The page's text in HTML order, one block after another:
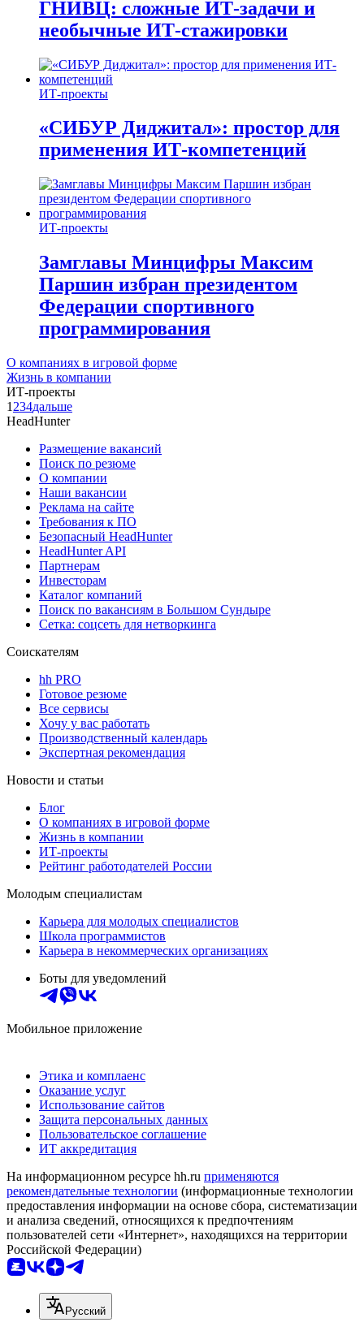
ГНИВЦ: сложные ИТ‑задачи и
необычные ИТ‑стажировки
ИТ-проекты
«СИБУР Диджитал»: простор для
применения ИТ-компетенций
ИТ-проекты
Замглавы Минцифры Максим
Паршин избран президентом
Федерации спортивного
программирования
О компаниях в игровой форме
Жизнь в компании
ИТ-проекты
1 234дальше
HeadHunter
Размещение вакансий
Поиск по резюме
О компании
Наши вакансии
Реклама на сайте
Требования к ПО
Безопасный HeadHunter
HeadHunter API
Партнерам
Инвесторам
Каталог компаний
Поиск по вакансиям в Большом Сундыре
Сетка: соцсеть для нетворкинга
Соискателям
hh PRO
Готовое резюме
Все сервисы
Хочу у вас работать
Производственный календарь
Экспертная рекомендация
Новости и статьи
Блог
О компаниях в игровой форме
Жизнь в компании
ИТ-проекты
Рейтинг работодателей России
Молодым специалистам
Карьера для молодых специалистов
Школа программистов
Карьера в некоммерческих организациях
Боты для уведомлений
Мобильное приложение
Этика и комплаенс
Оказание услуг
Использование сайтов
Защита персональных данных
Пользовательское соглашение
ИТ аккредитация
На информационном ресурсе hh.ru применяются
рекомендательные технологии (информационные технологии
предоставления информации на основе сбора, систематизации
и анализа сведений, относящихся к предпочтениям
пользователей сети «Интернет», находящихся на территории
Российской Федерации)
Русский